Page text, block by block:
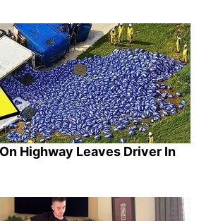
Highway Leaves Driver In